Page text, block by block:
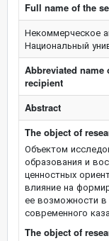
Full name of the
Некоммерческое
Национальный
Abbreviated name
recipient
Abstract
The object of
Объектом
образования и
ценностных
влияние на
ее возможности в
современного
The object of